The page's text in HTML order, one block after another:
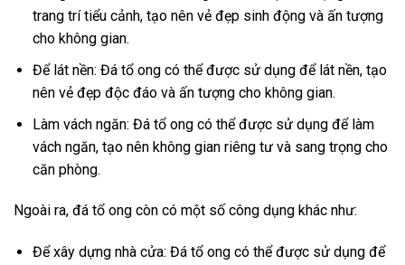
trang trí tiểu cảnh, tạo nên vẻ đẹp sinh động và ấn tượng
cho không gian.
Để lát nền: Đá tổ ong có thể được sử dụng để lát nền, tạo
nên vẻ đẹp độc đáo và ấn tượng cho không gian.
Làm vách ngăn: Đá tổ ong có thể được sử dụng để làm
vách ngăn, tạo nên không gian riêng tư và sang trọng cho
căn phòng.
Ngoài ra, đá tổ ong còn có một số công dụng khác như:
Để xây dựng nhà cửa: Đá tổ ong có thể được sử dụng để